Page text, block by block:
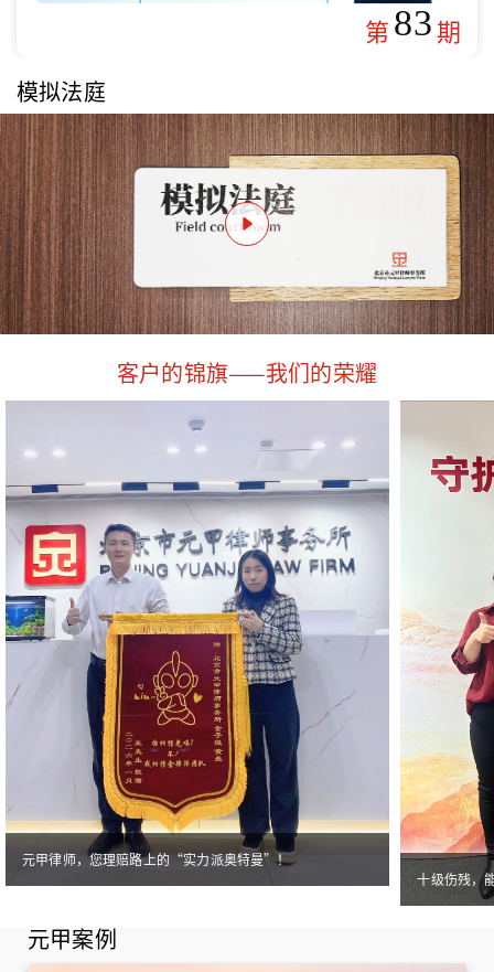
第83期
模拟法庭
客户的锦旗——我们的荣耀
元甲律师，您理赔路上的“实力派奥特曼”！
十级伤残，
元甲案例